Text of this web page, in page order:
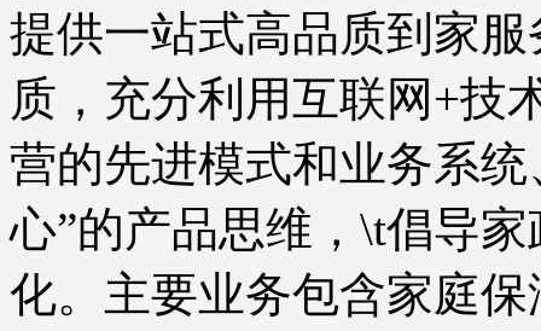
提供一站式高品质到家
质，充分利用互联网+技
营的先进模式和业务系
心”的产品思维，\t倡导
化。主要业务包含家庭